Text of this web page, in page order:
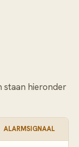
staan hieronder
ALARMSIGNAAL